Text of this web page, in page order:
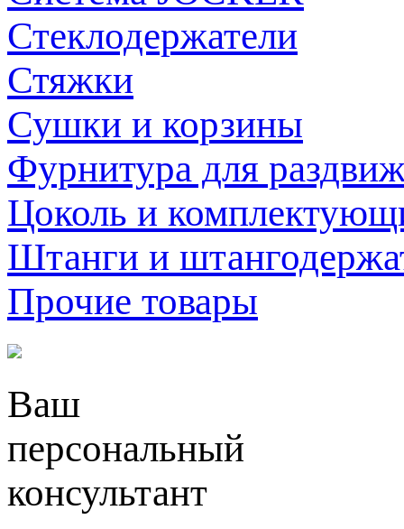
Стеклодержатели
Стяжки
Сушки и корзины
Фурнитура для
Цоколь и
Штанги и
Прочие товары
Ваш
персональный
консультант